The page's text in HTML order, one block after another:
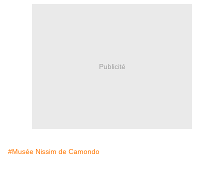
Publicité
#Musée Nissim de Camondo